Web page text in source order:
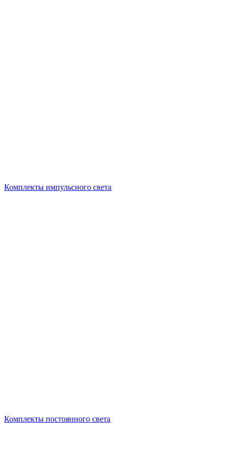
Комплекты импульсного света
Комплекты постоянного света